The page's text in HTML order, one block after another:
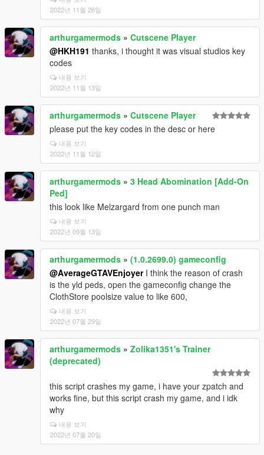
2022년 11월 26일
arthurgamermods » Cutscene Player
@HKH191 thanks, i thought it was visual studios key
codes
내용 보기
2022년 11월 13일
arthurgamermods » Cutscene Player
please put the key codes in the desc or here
내용 보기
2022년 11월 12일
arthurgamermods » 3 Head Abomination [Add-On
Ped]
this look like Melzargard from one punch man
내용 보기
2022년 09월 13일
arthurgamermods » (1.0.2699.0) gameconfig
@AverageGTAVEnjoyerI think the reason of crash
is the yld peds, open the gameconfig change the
ClothStore poolsize value to like 600,
내용 보기
2022년 07월 29일
arthurgamermods » Zolika1351's Trainer
(deprecated)
this script crashes my game, i have your zpatch and
works fine, but this script crash my game, and i idk
why
내용 보기
2022년 07월 20일